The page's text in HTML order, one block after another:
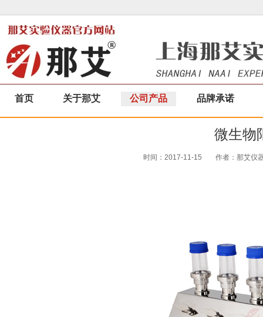
首页 关于那艾 公司产品 品牌承诺
微生物
时间：2017-11-15 作者：那艾仪